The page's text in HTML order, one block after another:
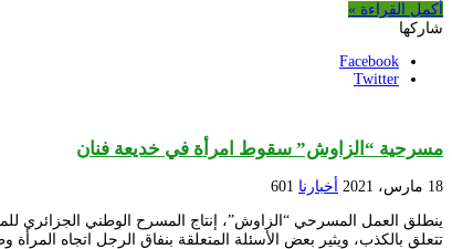
أكمل القراءة »
شاركها
Facebook
Twitter
مسرحية “الزاوش” سقوط امرأة في خديعة فنان
18 مارس، 2021 أخبارنا 601
تتعلق بالكذب، ويثير بعض الأسئلة المتعلقة بنفاق الرجل اتجاه